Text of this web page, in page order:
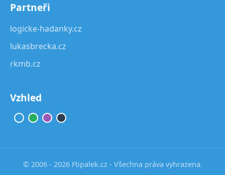
Partneři
logicke-hadanky.cz
lukasbrecka.cz
rkmb.cz
Vzhled
© 2006 - 2026 Ftipalek.cz - Všechna práva vyhrazena.